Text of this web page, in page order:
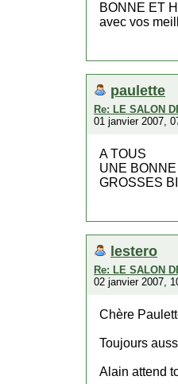
BONNE ET
avec vos
paulette
Re: LE SALON
01 janvier 2007,
A TOUS
UNE
GROSSES
lestero
Re: LE SALON
02 janvier 2007,
Chère
Toujours
Alain attend